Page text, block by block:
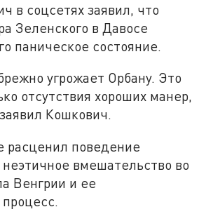
в соцсетях заявил, что
Зеленского в Давосе
паническое состояние.
угрожает Орбану. Это
отсутствия хороших манер,
Кошкович.
расценил поведение
неэтичное вмешательство во
Венгрии и ее